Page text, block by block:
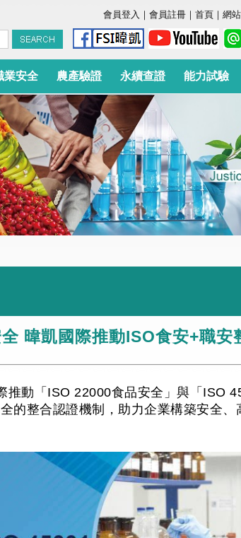
會員登入 ｜ 會員註冊 ｜ 首頁 ｜ 網
業安全 農產驗證 永續查證 能力試驗
暐凱國際推動ISO食安+職安
推動「ISO 22000食品安全」與「ISO
的整合認證機制，助力企業構築安全、